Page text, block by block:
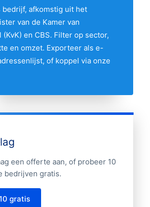
de interactieve kaart
twee provincies te
hun aandeel in de markt.
bedrijf, afkomstig uit het
van de Kamer van
(KvK) en CBS. Filter op sector,
en omzet. Exporteer als e-
of koppel via onze
een offerte aan, of probeer 10
bedrijven gratis.
gratis